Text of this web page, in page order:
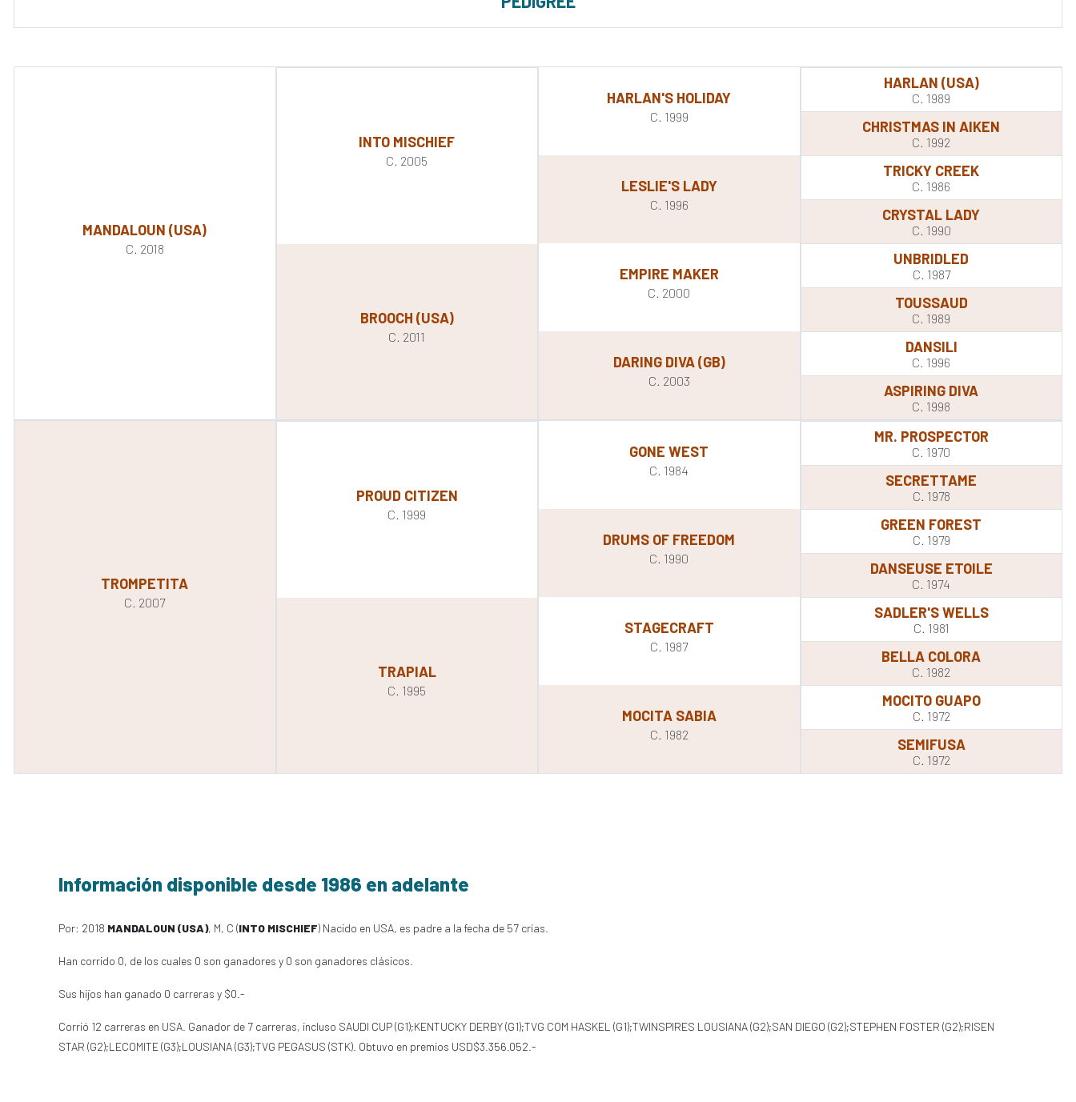
MANDALOUN (USA)
C. 2018
INTO MISCHIEF
C. 2005
BROOCH (USA)
C. 2011
HARLAN'S HOLIDAY
C. 1999
LESLIE'S LADY
C. 1996
EMPIRE MAKER
C. 2000
DARING DIVA (GB)
C. 2003
HARLAN (USA)
C. 1989
CHRISTMAS IN AIKEN
C. 1992
TRICKY CREEK
C. 1986
CRYSTAL LADY
C. 1990
UNBRIDLED
C. 1987
TOUSSAUD
C. 1989
DANSILI
C. 1996
ASPIRING DIVA
C. 1998
TROMPETITA
C. 2007
PROUD CITIZEN
C. 1999
TRAPIAL
C. 1995
GONE WEST
C. 1984
DRUMS OF FREEDOM
C. 1990
STAGECRAFT
C. 1987
MOCITA SABIA
C. 1982
MR. PROSPECTOR
C. 1970
SECRETTAME
C. 1978
GREEN FOREST
C. 1979
DANSEUSE ETOILE
C. 1974
SADLER'S WELLS
C. 1981
BELLA COLORA
C. 1982
MOCITO GUAPO
C. 1972
SEMIFUSA
C. 1972
Información disponible desde 1986 en adelante
Por: 2018 MANDALOUN (USA), M, C (INTO MISCHIEF) Nacido en USA, es padre a la fecha de 57 crías.
Han corrido 0, de los cuales 0 son ganadores y 0 son ganadores clásicos.
Sus hijos han ganado 0 carreras y $0.-
Corrió 12 carreras en USA. Ganador de 7 carreras, incluso SAUDI CUP (G1);KENTUCKY DERBY (G1);TVG COM HASKEL (G1);TWINSPIRES LOUSIANA (G2);SAN DIEGO (G2);STEPHEN FOSTER (G2);RISEN
STAR (G2);LECOMITE (G3);LOUSIANA (G3);TVG PEGASUS (STK). Obtuvo en premios USD$3.356.052.-